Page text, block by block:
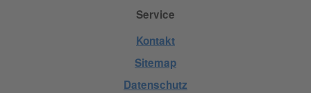
Service
Kontakt
Sitemap
Datenschutz